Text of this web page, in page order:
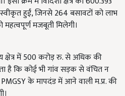
हुईं, जिनसे 264 बसावटों को लाभ
महत्वपूर्ण मजबूती मिलेगी।
क्षेत्र में 500 करोड़ रु. से अधिक की
है कि कोई भी गांव सड़क से वंचित न
के मापदंड में आने वाली म.प्र. की